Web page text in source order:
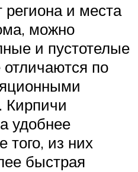
региона и места
можно
и пустотелые
по
Кирпичи
удобнее
того, из них
быстрая